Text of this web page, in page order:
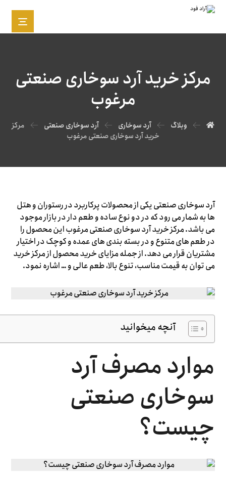
مرکز خرید آرد سوخاری صنعتی
مرغوب
وبلاگ آرد سوخاری آرد سوخاری صنعتی
مرکز
خرید آرد سوخاری صنعتی مرغوب
آرد سوخاری صنعتی یکی از محصولات پرکاربرد در رستوران و هتل
ها به شمار می رود که در دو نوع ساده و طعم دار در بازار موجود
می باشد. مرکز خرید آرد سوخاری صنعتی مرغوب این محصول را
در طعم های متنوع و در بسته بندی های عمده و کوچک در اختیار
مشتریان قرار می دهد. از جمله مزایای خرید محصول از مرکز خرید
می توان به قیمت مناسب، تنوع بالا، طعم عالی و … اشاره نمود.
آنچه میخوانید
موارد مصرف آرد
سوخاری صنعتی
چیست؟